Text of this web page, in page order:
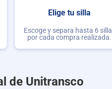
Elige tu silla
Escoge y separa hasta 6
por cada compra realizada.
de Unitransco